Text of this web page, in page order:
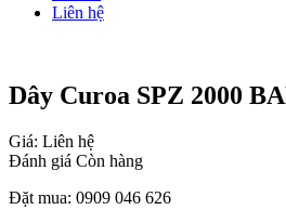
Liên hệ
Dây Curoa SPZ 2000
Giá: Liên hệ
Đánh giá Còn hàng
Đặt mua: 0909 046 626